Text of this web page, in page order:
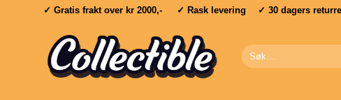
✓ Gratis frakt over kr 2000,- ✓ Rask levering ✓ 30 dagers
Søk
etter: